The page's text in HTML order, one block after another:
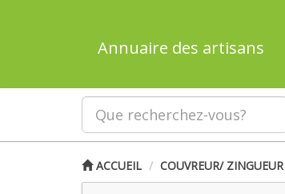
Annuaire des artisans
ACCUEIL COUVREUR/ ZINGUEUR